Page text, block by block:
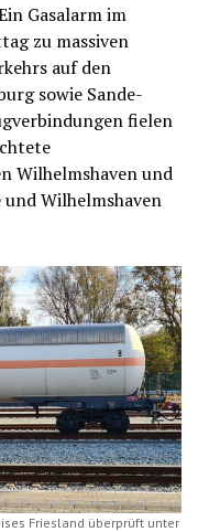
Gasalarm im
zu massiven
auf den
sowie Sande-
fielen
Wilhelmshaven und
Wilhelmshaven
Friesland überprüft unter